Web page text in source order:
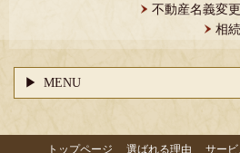
不動産名義変
相
MENU
トップページ 選ばれる理由 サー